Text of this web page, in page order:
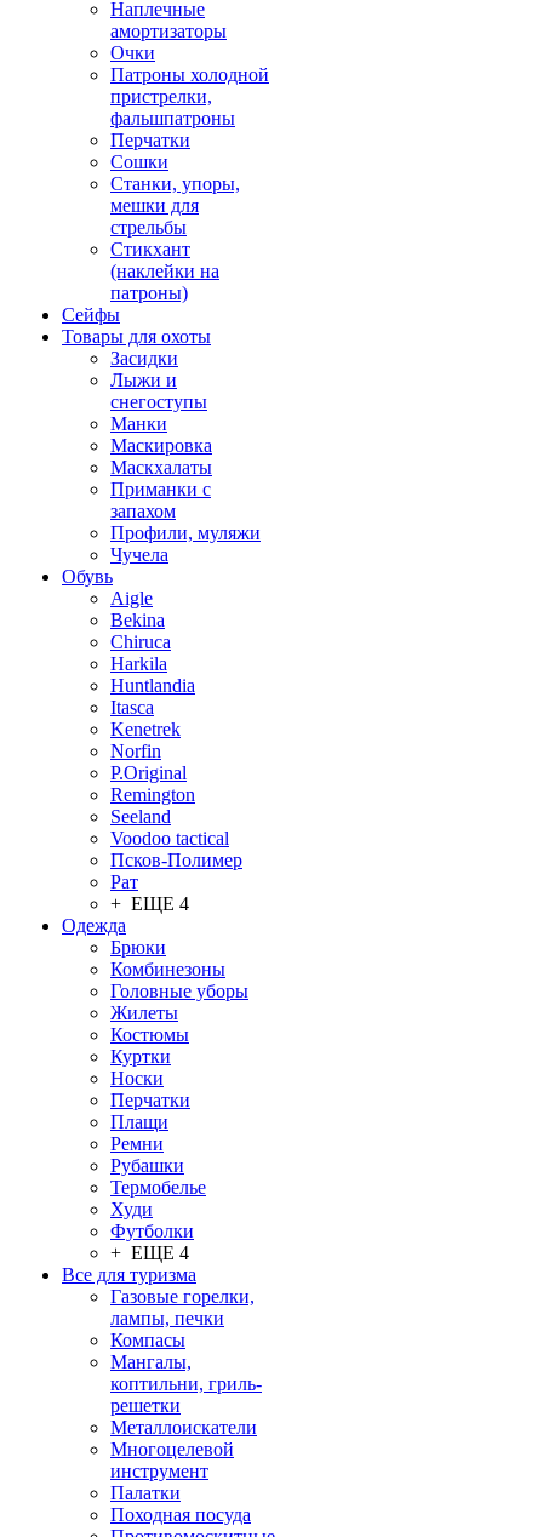
Наплечные
амортизаторы
Очки
Патроны холодной
пристрелки,
фальшпатроны
Перчатки
Сошки
Станки, упоры,
мешки для
стрельбы
Стикхант
(наклейки на
патроны)
Сейфы
Товары для охоты
Засидки
Лыжи и
снегоступы
Манки
Маскировка
Маскхалаты
Приманки с
запахом
Профили, муляжи
Чучела
Обувь
Aigle
Bekina
Chiruсa
Harkila
Huntlandia
Itasca
Kenetrek
Norfin
P.Original
Remington
Seeland
Voodoo tactical
Псков-Полимер
Рат
+ ЕЩЕ 4
Одежда
Брюки
Комбинезоны
Головные уборы
Жилеты
Костюмы
Куртки
Носки
Перчатки
Плащи
Ремни
Рубашки
Термобелье
Худи
Футболки
+ ЕЩЕ 4
Все для туризма
Газовые горелки,
лампы, печки
Компасы
Мангалы,
коптильни, гриль-
решетки
Металлоискатели
Многоцелевой
инструмент
Палатки
Походная посуда